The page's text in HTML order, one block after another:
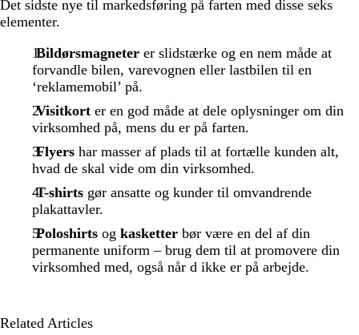
Det sidste nye til markedsføring på farten med disse seks
elementer.
Bildørsmagneterer slidstærke og en nem måde at
forvandle bilen, varevognen eller lastbilen til en
‘reklamemobil’ på.
Visitkorter en god måde at dele oplysninger om din
virksomhed på, mens du er på farten.
Flyershar masser af plads til at fortælle kunden alt,
hvad de skal vide om din virksomhed.
T-shirtsgør ansatte og kunder til omvandrende
plakattavler.
Poloshirtsog kasketterbør være en del af din
permanente uniform – brug dem til at promovere din
virksomhed med, også når d ikke er på arbejde.
Related Articles